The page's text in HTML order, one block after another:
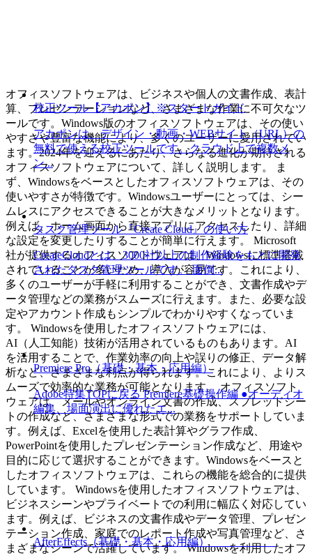
オフィスソフトウェアは、ビジネスや個人の文書作成、表計
算、プレゼンテーションなど、さまざまな作業に不可欠なツ
ールです。Windows版のオフィスソフトウェアは、その使い
やすさや豊富な機能により、多くのユーザーに愛用されてい
ます。2024年を迎えるにあたり、さらなる進化が期待される
オフィスソフトウェアについて、詳しく説明します。 ま
ず、Windowsをベースとしたオフィスソフトウェアは、その
使いやすさが特徴です。Windowsユーザーにとっては、シー
ムレスにアクセスできることが大きなメリットとなります。
例えば、ホーム画面から直接アプリにアクセスしたり、詳細
な設定を変更したりすることが簡単に行えます。 Microsoft
社が提供するオフィスソフトウェアは、Windowsに標準搭載
されていることが多いため、導入が容易です。これにより、
多くのユーザーが手軽に利用することができ、文書作成やデ
ータ管理などの業務がスムーズに行えます。また、必要な設
定やアカウント作成もシンプルでわかりやすくなっていま
す。 Windowsを使用したオフィスソフトウェアには、
AI（人工知能）技術が活用されているものもあります。AI
を活用することで、作業効率の向上や誤りの修正、データ解
析など、さまざまな利点が得られます。これにより、よりス
ムーズで効率的な業務が可能となります。 オフィスソフト
ウェアは、メールやオンライン文書の作成、スプレッドシー
トの作成など、さまざまな形式での業務をサポートしていま
す。例えば、Excelを使用した表計算やグラフ作成、
PowerPointを使用したプレゼンテーション作成など、用途や
目的に応じて選択することができます。Windowsをベースと
したオフィスソフトウェアは、これらの機能を総合的に提供
しています。 Windowsを使用したオフィスソフトウェアは、
ビジネスシーンやプライベートでの利用に幅広く対応してい
ます。例えば、ビジネスの文書作成やデータ管理、プレゼン
テーション作成、家庭でのレポート作成や写真管理など、さ
まざまなシーンで活躍しています。 Windowsを利用したオフ
校正ツール【アカポン】※スタートガイド
アカポンは、デザイン・動画・WEBサイト（URL）の
無料で使える校正ツールです。クラウド上で複数メ
ン...
タスク管理ツール『Create Cloud』の使い方
CreateCloudとは、3000社以上の制作経験をもとに開発
されたタスク管理ツールです。 面倒...
Premiere Pro（基礎・基本・応用編）
Adobe特集TOPに戻る Premiere基礎操作編 ●オーディオ
編集、場面演出に優れたエ...
AfterEffects（基礎・基本・応用編）